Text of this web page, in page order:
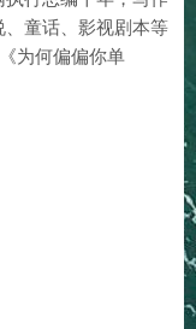
童话、影视剧本等
为何偏偏你单